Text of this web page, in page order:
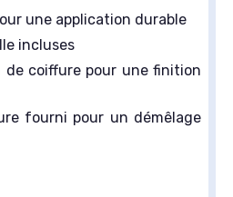
une application durable
incluses
de coiffure pour une finition
fourni pour un démêlage